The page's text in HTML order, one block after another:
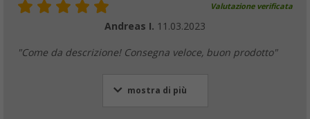
Valutazione verificata
Andreas I. 11.03.2023
"Come da descrizione! Consegna veloce, buon prodotto"
mostra di più